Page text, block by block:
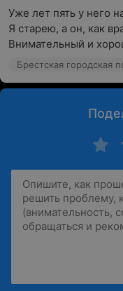
Уже лет пять у него
Я старею, а он, как
Внимательный и